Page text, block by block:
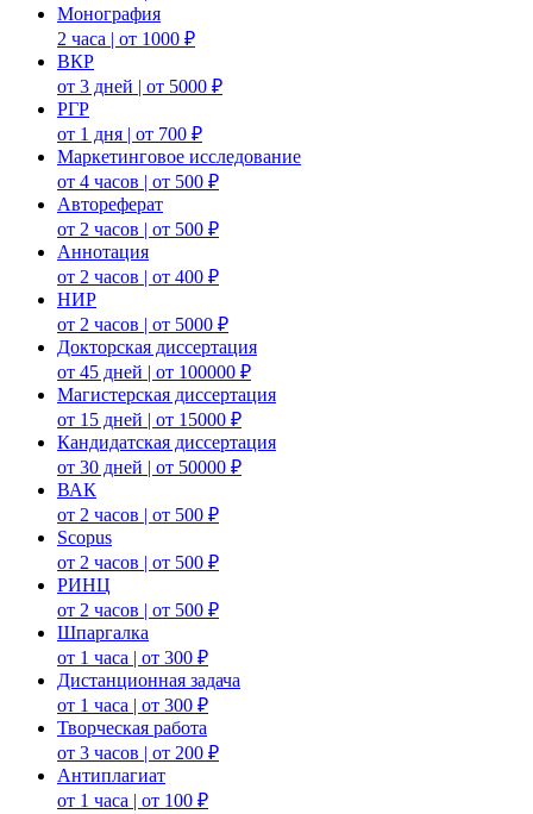
Монография
2 часа | от 1000 ₽
ВКР
от 3 дней | от 5000 ₽
РГР
от 1 дня | от 700 ₽
Маркетинговое исследование
от 4 часов | от 500 ₽
Автореферат
от 2 часов | от 500 ₽
Аннотация
от 2 часов | от 400 ₽
НИР
от 2 часов | от 5000 ₽
Докторская диссертация
от 45 дней | от 100000 ₽
Магистерская диссертация
от 15 дней | от 15000 ₽
Кандидатская диссертация
от 30 дней | от 50000 ₽
ВАК
от 2 часов | от 500 ₽
Scopus
от 2 часов | от 500 ₽
РИНЦ
от 2 часов | от 500 ₽
Шпаргалка
от 1 часа | от 300 ₽
Дистанционная задача
от 1 часа | от 300 ₽
Творческая работа
от 3 часов | от 200 ₽
Антиплагиат
от 1 часа | от 100 ₽